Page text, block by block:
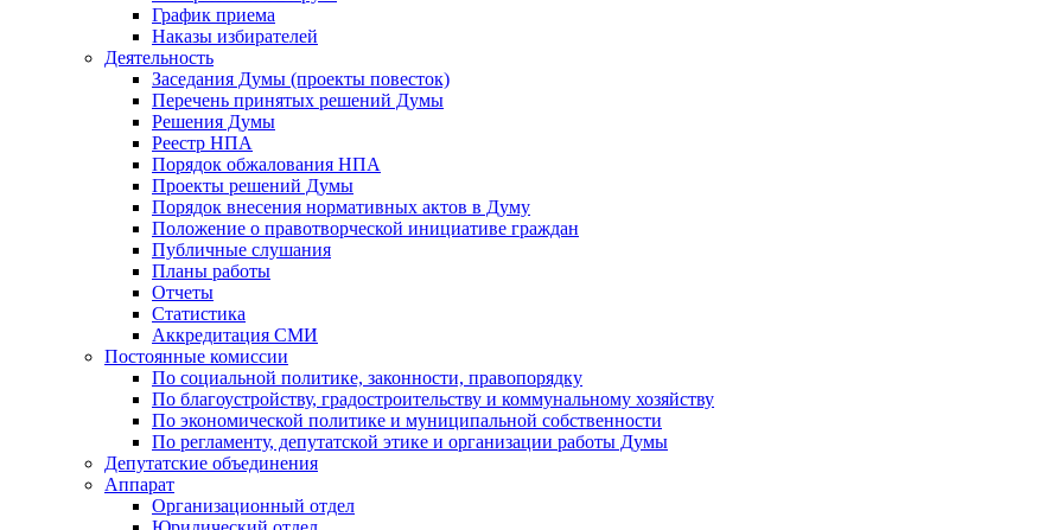
График приема
Наказы избирателей
Деятельность
Заседания Думы (проекты повесток)
Перечень принятых решений Думы
Решения Думы
Реестр НПА
Порядок обжалования НПА
Проекты решений Думы
Порядок внесения нормативных актов в Думу
Положение о правотворческой инициативе граждан
Публичные слушания
Планы работы
Отчеты
Статистика
Аккредитация СМИ
Постоянные комиссии
По социальной политике, законности, правопорядку
По благоустройству, градостроительству и коммунальному хозяйству
По экономической политике и муниципальной собственности
По регламенту, депутатской этике и организации работы Думы
Депутатские объединения
Аппарат
Организационный отдел